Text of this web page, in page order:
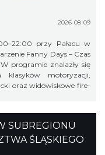
2026-08-09
przy Pałacu w
Fanny Days – Czas
programie znalazły się
klasyków motoryzacji,
oraz widowiskowe fire-
SUBREGIONU
ŚLĄSKIEGO